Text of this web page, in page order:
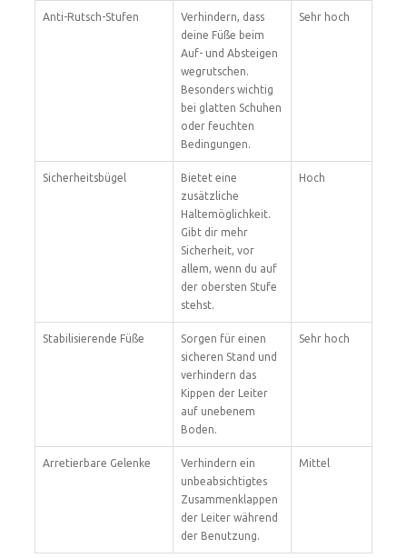
Anti-Rutsch-Stufen
Verhindern, dass
deine Füße beim
Auf- und Absteigen
wegrutschen.
Besonders wichtig
bei glatten Schuhen
oder feuchten
Bedingungen.
Sehr hoch
Sicherheitsbügel
Bietet eine
zusätzliche
Haltemöglichkeit.
Gibt dir mehr
Sicherheit, vor
allem, wenn du auf
der obersten Stufe
stehst.
Hoch
Stabilisierende Füße
Sorgen für einen
sicheren Stand und
verhindern das
Kippen der Leiter
auf unebenem
Boden.
Sehr hoch
Arretierbare Gelenke
Verhindern ein
unbeabsichtigtes
Zusammenklappen
der Leiter während
der Benutzung.
Mittel